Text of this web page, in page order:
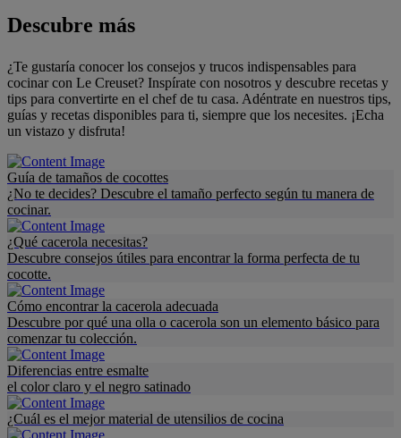
Descubre más
¿Te gustaría conocer los consejos y trucos indispensables para
cocinar con Le Creuset? Inspírate con nosotros y descubre recetas y
tips para convertirte en el chef de tu casa. Adéntrate en nuestros tips,
guías y recetas disponibles para ti, siempre que los necesites. ¡Echa
un vistazo y disfruta!
Guía de tamaños de cocottes
¿No te decides? Descubre el tamaño perfecto según tu manera de
cocinar.
¿Qué cacerola necesitas?
Descubre consejos útiles para encontrar la forma perfecta de tu
cocotte.
Cómo encontrar la cacerola adecuada
Descubre por qué una olla o cacerola son un elemento básico para
comenzar tu colección.
Diferencias entre esmalte
el color claro y el negro satinado
¿Cuál es el mejor material de utensilios de cocina